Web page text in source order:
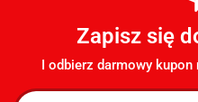
Zapisz się
I odbierz darmowy kupon